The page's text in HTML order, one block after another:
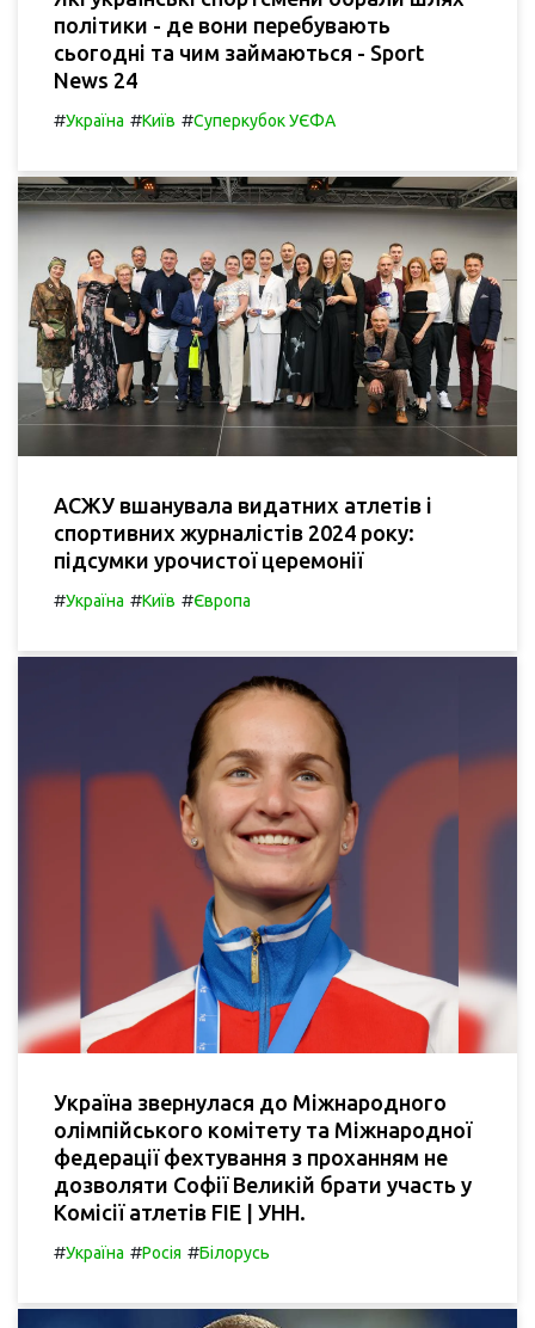
політики - де вони перебувають
сьогодні та чим займаються - Sport
News 24
#Україна #Київ #Суперкубок УЄФА
АСЖУ вшанувала видатних атлетів і
спортивних журналістів 2024 року:
підсумки урочистої церемонії
#Україна #Київ #Європа
Україна звернулася до Міжнародного
олімпійського комітету та Міжнародної
федерації фехтування з проханням не
дозволяти Софії Великій брати участь у
Комісії атлетів FIE | УНН.
#Україна #Росія #Білорусь